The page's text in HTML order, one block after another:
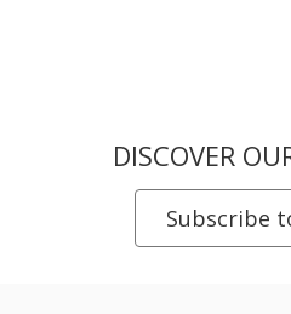
DISCOVER
Subscribe